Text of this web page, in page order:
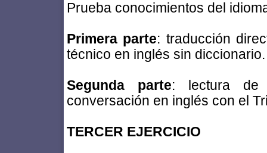
Prueba conocimientos del
Primera parte: traducción
técnico en inglés sin
Segunda parte: lectura de
conversación en inglés con el
TERCER EJERCICIO